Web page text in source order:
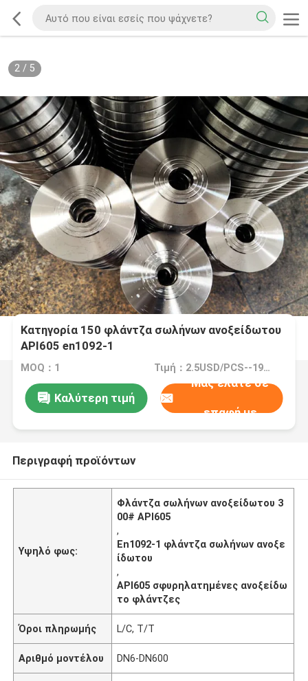
2/ 5
Κατηγορία 150 φλάντζα σωλήνων ανοξείδωτου
API605 en1092-1
MOQ：1 Τιμή：2.5USD/PCS--195USD/PCS
Καλύτερη τιμή
Μας ελάτε σε
επαφή με
Περιγραφή προϊόντων
Υψηλό φως:
Φλάντζα σωλήνων ανοξείδωτου 3
00# API605
,
En1092-1 φλάντζα σωλήνων ανοξε
ίδωτου
,
API605 σφυρηλατημένες ανοξείδω
το φλάντζες
Όροι πληρωμής L/C, T/T
Αριθμό μοντέλου DN6-DN600